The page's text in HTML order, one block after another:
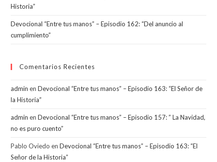
Historia”
Devocional “Entre tus manos” – Episodio 162: “Del anuncio al
cumplimiento”
Comentarios Recientes
admin enDevocional “Entre tus manos” – Episodio 163: “El Señor de
la Historia”
admin enDevocional “Entre tus manos” – Episodio 157: ” La Navidad,
no es puro cuento”
Pablo Oviedo enDevocional “Entre tus manos” – Episodio 163: “El
Señor de la Historia”